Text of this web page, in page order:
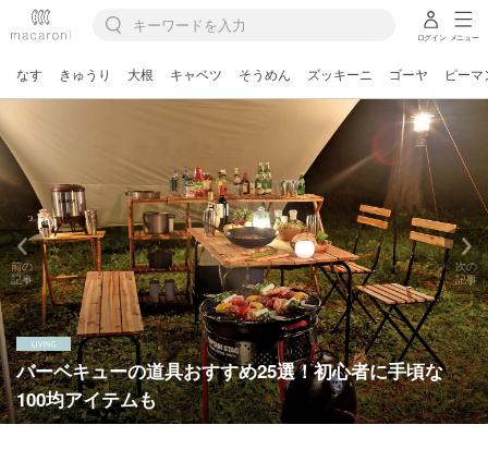
ログイン メニュー
なす きゅうり 大根 キャベツ そうめん ズッキーニ ゴーヤ ピーマ
バーベキューの道具おすすめ25選！初心者に手頃な
100均アイテムも
前の
記事
次の
記事